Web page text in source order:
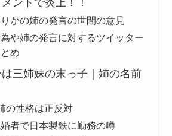
かの姉の発言の世間の意見
や姉の発言に対するツイッター
め
三姉妹の末っ子｜姉の名前
の性格は正反対
者で日本製鉄に勤務の噂